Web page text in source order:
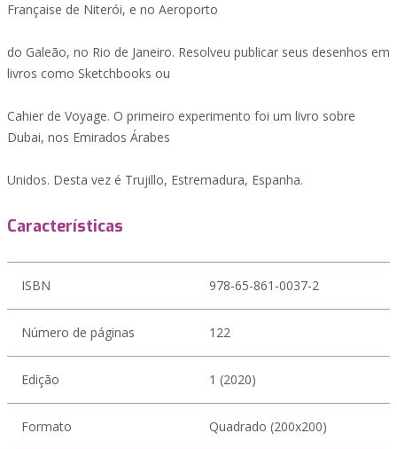
Française de Niterói, e no Aeroporto
do Galeão, no Rio de Janeiro. Resolveu publicar seus desenhos em
livros como Sketchbooks ou
Cahier de Voyage. O primeiro experimento foi um livro sobre
Dubai, nos Emirados Árabes
Unidos. Desta vez é Trujillo, Estremadura, Espanha.
Características
ISBN 978-65-861-0037-2
Número de páginas 122
Edição 1 (2020)
Formato Quadrado (200x200)